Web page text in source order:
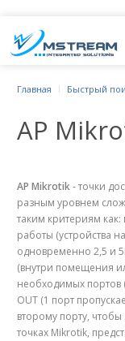
Главная Быстрый
AP
AP Mikrotik- точки
разным уровнем
таким критериям
работы (устройства
одновременно 2,5 и
(внутри помещения
необходимых портов
OUT (1 порт
второму порту, чтобы
точках Mikrotik,